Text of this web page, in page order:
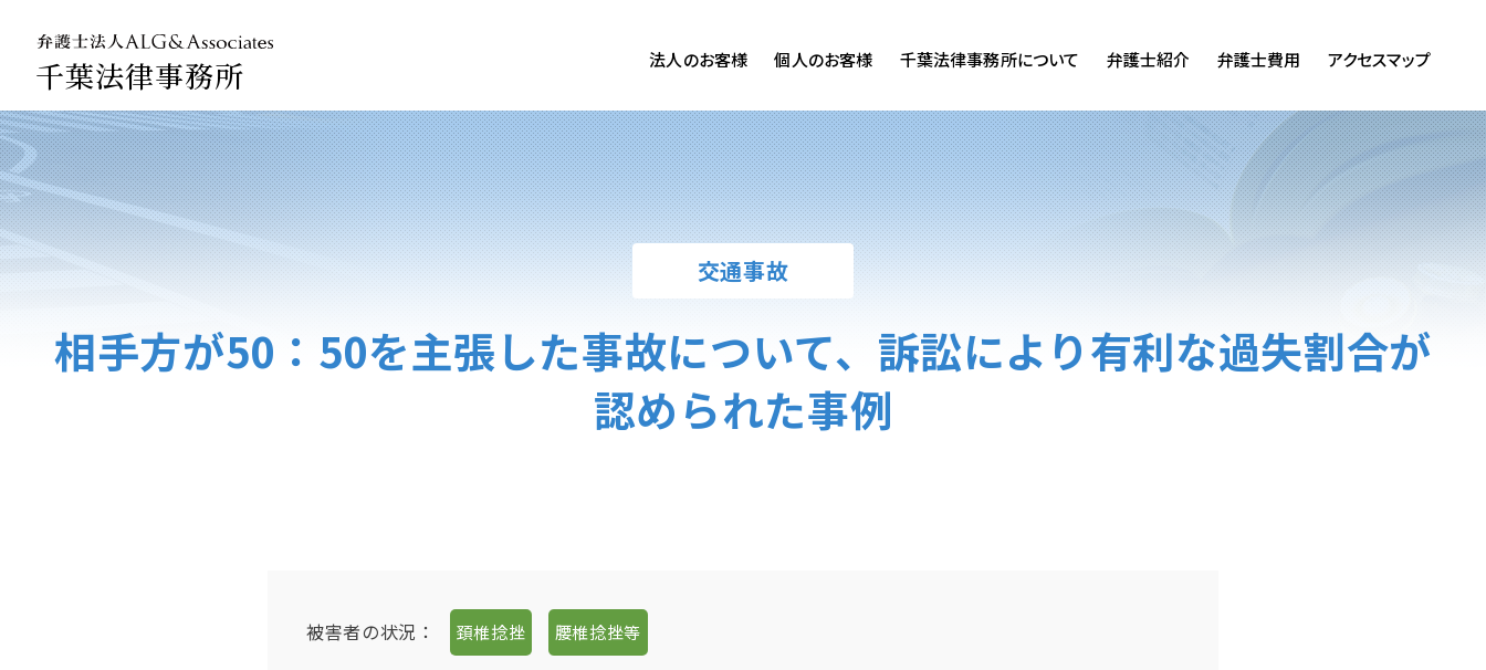
千葉法律事務所 法人のお客様
法人のお客様ご相談
企業法務専用サイト 労務専用サイト
個人のお客様
個人のお客様ご相談
交通事故 医療過誤
離婚問題 刑事事件
千葉法律事務所について 弁護士紹介 弁護士費用 アクセスマップ
交通事故
相手方が50：50を主張した事故について、訴訟により有利な過失割合が
認められた事例
被害者の状況： 頚椎捻挫 腰椎捻挫等